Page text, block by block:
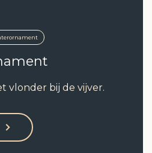
vlonder bij de vijver.